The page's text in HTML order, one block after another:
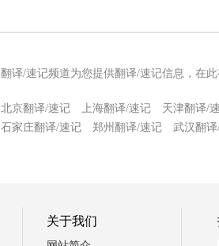
翻译/速记频道为您提供翻译/速记信息，在
北京翻译/速记 上海翻译/速记 天津翻译/
石家庄翻译/速记
郑州翻译/速记 武汉翻
关于我们